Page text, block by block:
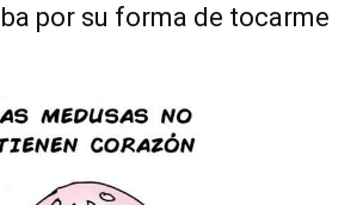
por su forma de tocarme